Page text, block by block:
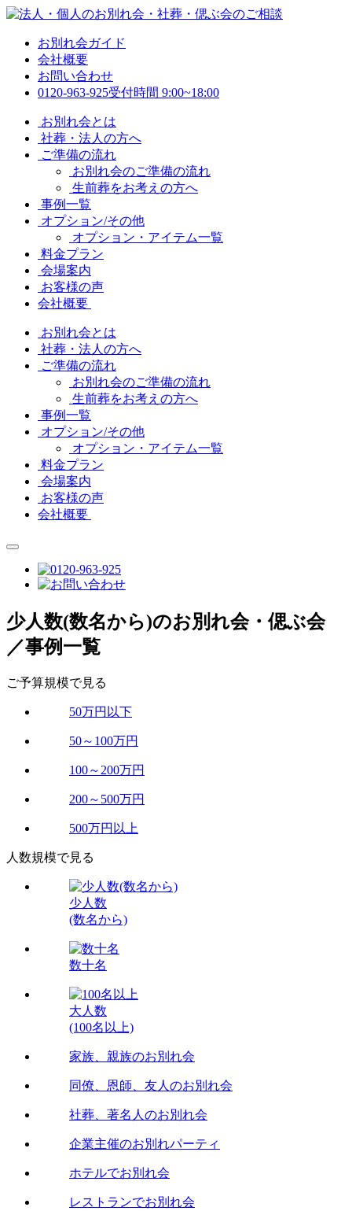
お別れ会ガイド
会社概要
お問い合わせ
0120-963-925受付時間 9:00~18:00
お別れ会とは
社葬・法人の方へ
ご準備の流れ
お別れ会のご準備の流れ
生前葬をお考えの方へ
事例一覧
オプション/その他
オプション・アイテム一覧
料金プラン
会場案内
お客様の声
会社概要
お別れ会とは
社葬・法人の方へ
ご準備の流れ
お別れ会のご準備の流れ
生前葬をお考えの方へ
事例一覧
オプション/その他
オプション・アイテム一覧
料金プラン
会場案内
お客様の声
会社概要
少人数(数名から)のお別れ会・偲ぶ会
／事例一覧
ご予算規模で見る
50万円以下
50～100万円
100～200万円
200～500万円
500万円以上
人数規模で見る
少人数
(数名から)
数十名
大人数
(100名以上)
家族、親族のお別れ会
同僚、恩師、友人のお別れ会
社葬、著名人のお別れ会
企業主催のお別れパーティ
ホテルでお別れ会
レストランでお別れ会